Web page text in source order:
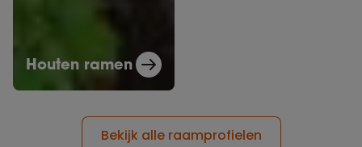
Houten ramen
Bekijk alle raamprofielen